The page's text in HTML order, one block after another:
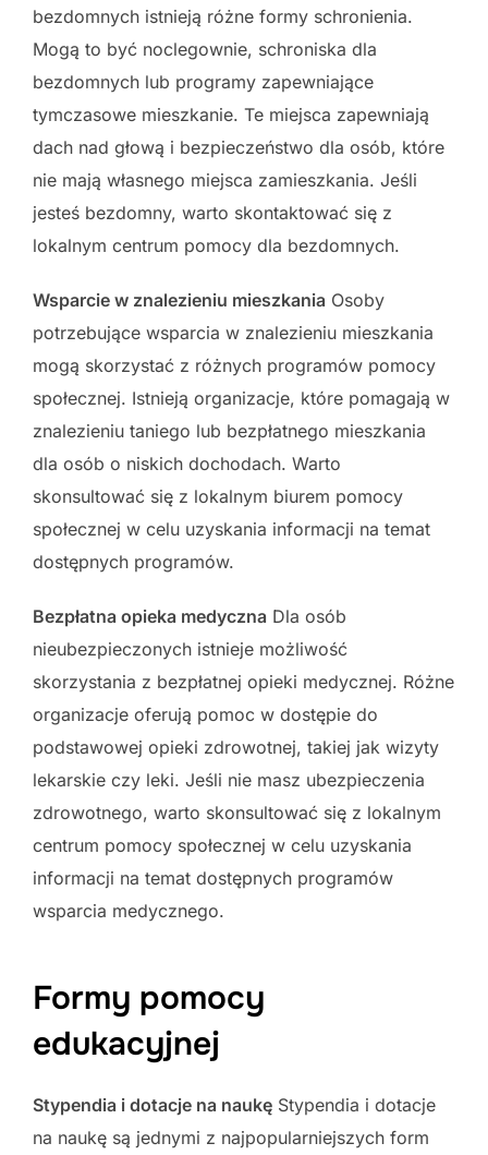
bezdomnych istnieją różne formy schronienia.
Mogą to być noclegownie, schroniska dla
bezdomnych lub programy zapewniające
tymczasowe mieszkanie. Te miejsca zapewniają
dach nad głową i bezpieczeństwo dla osób, które
nie mają własnego miejsca zamieszkania. Jeśli
jesteś bezdomny, warto skontaktować się z
lokalnym centrum pomocy dla bezdomnych.
Wsparcie w znalezieniu mieszkania Osoby
potrzebujące wsparcia w znalezieniu mieszkania
mogą skorzystać z różnych programów pomocy
społecznej. Istnieją organizacje, które pomagają w
znalezieniu taniego lub bezpłatnego mieszkania
dla osób o niskich dochodach. Warto
skonsultować się z lokalnym biurem pomocy
społecznej w celu uzyskania informacji na temat
dostępnych programów.
Bezpłatna opieka medyczna Dla osób
nieubezpieczonych istnieje możliwość
skorzystania z bezpłatnej opieki medycznej. Różne
organizacje oferują pomoc w dostępie do
podstawowej opieki zdrowotnej, takiej jak wizyty
lekarskie czy leki. Jeśli nie masz ubezpieczenia
zdrowotnego, warto skonsultować się z lokalnym
centrum pomocy społecznej w celu uzyskania
informacji na temat dostępnych programów
wsparcia medycznego.
Formy pomocy
edukacyjnej
Stypendia i dotacje na naukę Stypendia i dotacje
na naukę są jednymi z najpopularniejszych form